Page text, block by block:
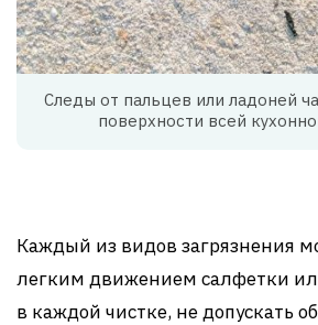
Следы от пальцев или ладоней
поверхности всей
Каждый из видов загрязнения
легким движением салфетки
в каждой чистке, не допускать